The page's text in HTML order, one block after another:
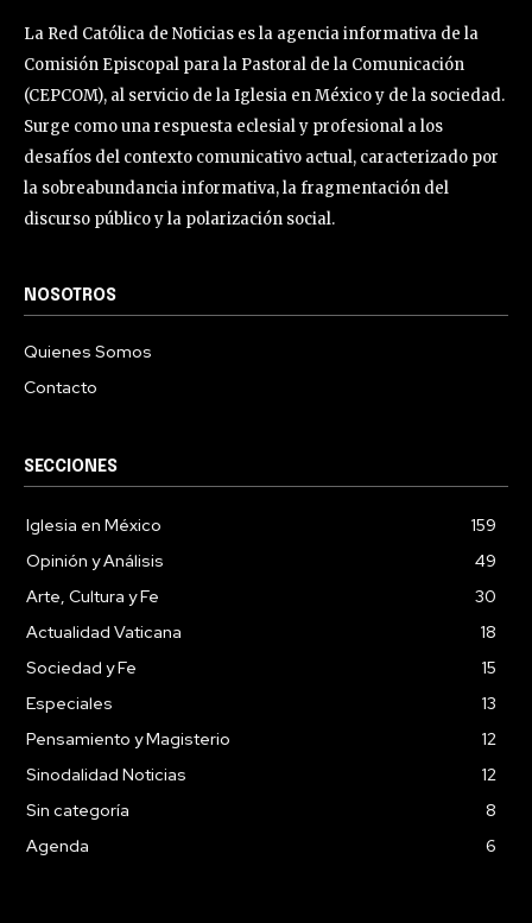
La Red Católica de Noticias es la agencia informativa de la
Comisión Episcopal para la Pastoral de la Comunicación
(CEPCOM), al servicio de la Iglesia en México y de la sociedad.
Surge como una respuesta eclesial y profesional a los
desafíos del contexto comunicativo actual, caracterizado por
la sobreabundancia informativa, la fragmentación del
discurso público y la polarización social.
NOSOTROS
Quienes Somos
Contacto
SECCIONES
Iglesia en México
159
Opinión y Análisis
49
Arte, Cultura y Fe
30
Actualidad Vaticana
18
Sociedad y Fe
15
Especiales
13
Pensamiento y Magisterio
12
Sinodalidad Noticias
12
Sin categoría
8
Agenda
6